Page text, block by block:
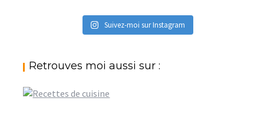
Suivez-moi sur Instagram
Retrouves moi aussi sur :